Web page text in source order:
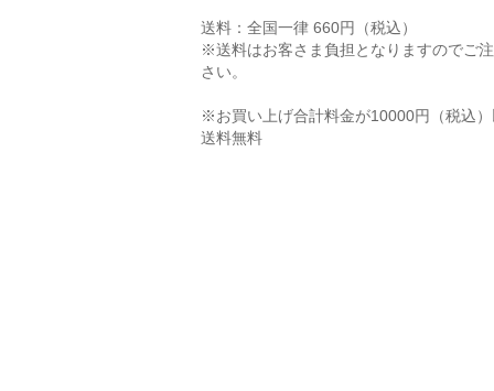
送料：全国一律 660円（税込）
※送料はお客さま負担となりますのでご
さい。
※お買い上げ合計料金が10000円（税込
送料無料